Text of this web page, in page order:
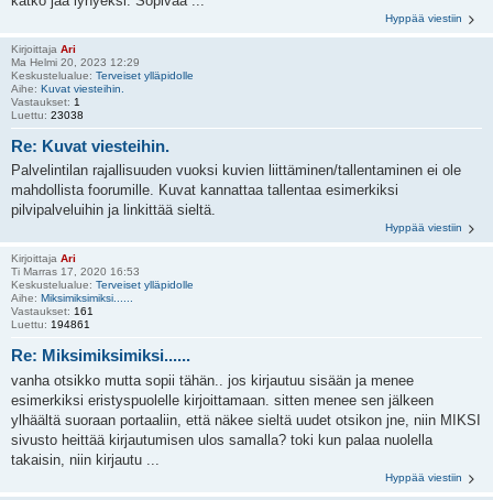
Hyppää viestiin
Kirjoittaja Ari
Ma Helmi 20, 2023 12:29
Keskustelualue: Terveiset ylläpidolle
Aihe: Kuvat viesteihin.
Vastaukset: 1
Luettu: 23038
Re: Kuvat viesteihin.
Palvelintilan rajallisuuden vuoksi kuvien liittäminen/tallentaminen ei ole
mahdollista foorumille. Kuvat kannattaa tallentaa esimerkiksi
pilvipalveluihin ja linkittää sieltä.
Hyppää viestiin
Kirjoittaja Ari
Ti Marras 17, 2020 16:53
Keskustelualue: Terveiset ylläpidolle
Aihe: Miksimiksimiksi......
Vastaukset: 161
Luettu: 194861
Re: Miksimiksimiksi......
vanha otsikko mutta sopii tähän.. jos kirjautuu sisään ja menee
esimerkiksi eristyspuolelle kirjoittamaan. sitten menee sen jälkeen
ylhäältä suoraan portaaliin, että näkee sieltä uudet otsikon jne, niin MIKSI
sivusto heittää kirjautumisen ulos samalla? toki kun palaa nuolella
takaisin, niin kirjautu ...
Hyppää viestiin